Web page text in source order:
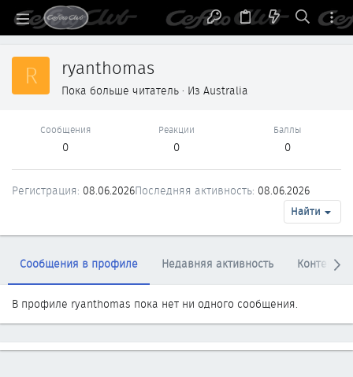
R ryanthomas
Пока больше читатель · Из Australia
Сообщения
0
Реакции
0
Баллы
0
Регистрация 08.06.2026Последняя активность 08.06.2026
Найти
Сообщения в профиле Недавняя активность Контент
В профиле ryanthomas пока нет ни одного сообщения.